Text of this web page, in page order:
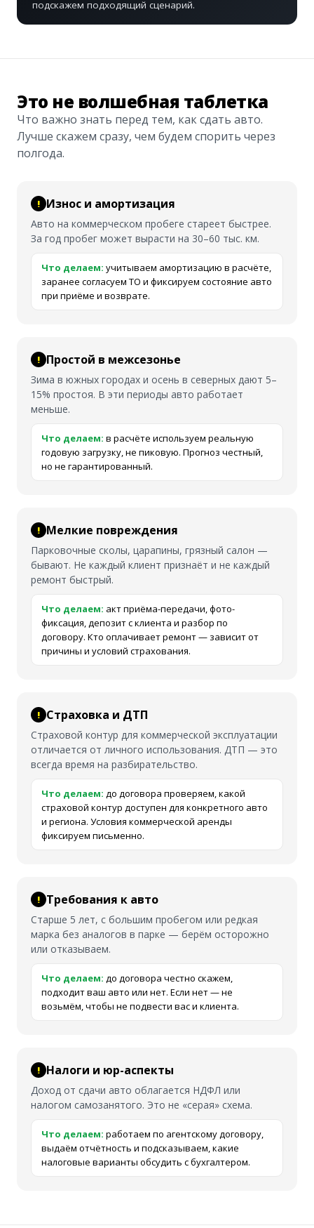
подскажем подходящий сценарий.
Это не волшебная таблетка
Что важно знать перед тем, как сдать авто.
Лучше скажем сразу, чем будем спорить через
полгода.
Износ и амортизация
Авто на коммерческом пробеге стареет быстрее.
За год пробег может вырасти на 30–60 тыс. км.
Что делаем: учитываем амортизацию в расчёте,
заранее согласуем ТО и фиксируем состояние авто
при приёме и возврате.
Простой в межсезонье
Зима в южных городах и осень в северных дают 5–
15% простоя. В эти периоды авто работает
меньше.
Что делаем: в расчёте используем реальную
годовую загрузку, не пиковую. Прогноз честный,
но не гарантированный.
Мелкие повреждения
Парковочные сколы, царапины, грязный салон —
бывают. Не каждый клиент признаёт и не каждый
ремонт быстрый.
Что делаем: акт приёма-передачи, фото-
фиксация, депозит с клиента и разбор по
договору. Кто оплачивает ремонт — зависит от
причины и условий страхования.
Страховка и ДТП
Страховой контур для коммерческой эксплуатации
отличается от личного использования. ДТП — это
всегда время на разбирательство.
Что делаем: до договора проверяем, какой
страховой контур доступен для конкретного авто
и региона. Условия коммерческой аренды
фиксируем письменно.
Требования к авто
Старше 5 лет, с большим пробегом или редкая
марка без аналогов в парке — берём осторожно
или отказываем.
Что делаем: до договора честно скажем,
подходит ваш авто или нет. Если нет — не
возьмём, чтобы не подвести вас и клиента.
Налоги и юр-аспекты
Доход от сдачи авто облагается НДФЛ или
налогом самозанятого. Это не «серая» схема.
Что делаем: работаем по агентскому договору,
выдаём отчётность и подсказываем, какие
налоговые варианты обсудить с бухгалтером.